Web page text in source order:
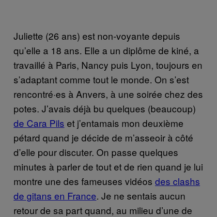
Juliette (26 ans) est non-voyante depuis
qu’elle a 18 ans. Elle a un diplôme de kiné, a
travaillé à Paris, Nancy puis Lyon, toujours en
s’adaptant comme tout le monde. On s’est
rencontré·es à Anvers, à une soirée chez des
potes. J’avais déjà bu quelques (beaucoup)
de Cara Pils et j’entamais mon deuxième
pétard quand je décide de m’asseoir à côté
d’elle pour discuter. On passe quelques
minutes à parler de tout et de rien quand je lui
montre une des fameuses vidéos des clashs
de gitans en France. Je ne sentais aucun
retour de sa part quand, au milieu d’une de